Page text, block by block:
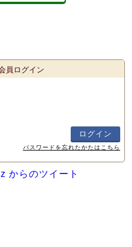
員ログイン
パスワードを忘れたかたはこちら
からのツイート